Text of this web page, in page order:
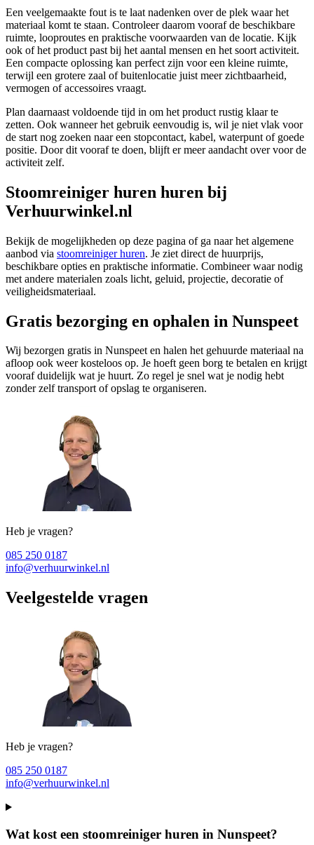
Een veelgemaakte fout is te laat nadenken over de plek waar het
materiaal komt te staan. Controleer daarom vooraf de beschikbare
ruimte, looproutes en praktische voorwaarden van de locatie. Kijk
ook of het product past bij het aantal mensen en het soort activiteit.
Een compacte oplossing kan perfect zijn voor een kleine ruimte,
terwijl een grotere zaal of buitenlocatie juist meer zichtbaarheid,
vermogen of accessoires vraagt.
Plan daarnaast voldoende tijd in om het product rustig klaar te
zetten. Ook wanneer het gebruik eenvoudig is, wil je niet vlak voor
de start nog zoeken naar een stopcontact, kabel, waterpunt of goede
positie. Door dit vooraf te doen, blijft er meer aandacht over voor de
activiteit zelf.
Stoomreiniger huren huren bij
Verhuurwinkel.nl
Bekijk de mogelijkheden op deze pagina of ga naar het algemene
aanbod via stoomreiniger huren. Je ziet direct de huurprijs,
beschikbare opties en praktische informatie. Combineer waar nodig
met andere materialen zoals licht, geluid, projectie, decoratie of
veiligheidsmateriaal.
Gratis bezorging en ophalen in Nunspeet
Wij bezorgen gratis in Nunspeet en halen het gehuurde materiaal na
afloop ook weer kosteloos op. Je hoeft geen borg te betalen en krijgt
vooraf duidelijk wat je huurt. Zo regel je snel wat je nodig hebt
zonder zelf transport of opslag te organiseren.
Heb je vragen?
085 250 0187
info@verhuurwinkel.nl
Veelgestelde vragen
Heb je vragen?
085 250 0187
info@verhuurwinkel.nl
Wat kost een stoomreiniger huren in Nunspeet?